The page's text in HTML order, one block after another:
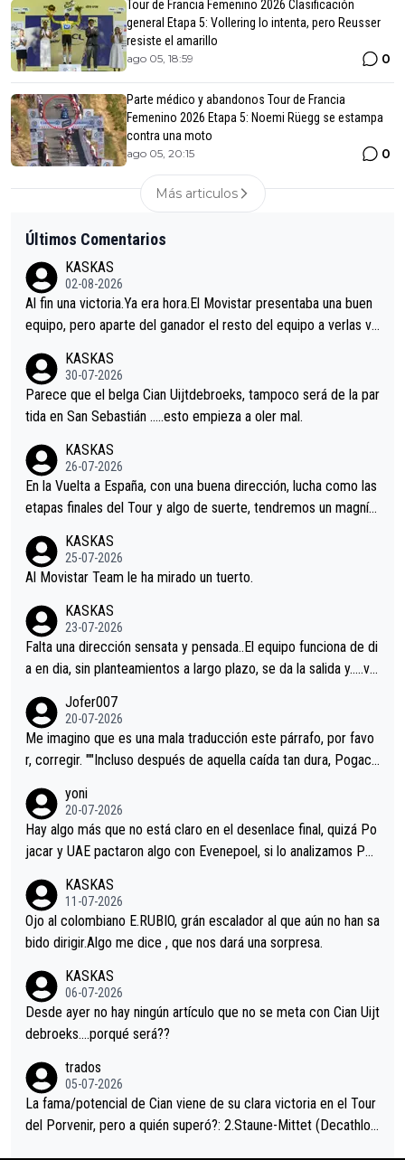
Tour de Francia Femenino 2026 Clasificación
general Etapa 5: Vollering lo intenta, pero Reusser
resiste el amarillo
ago 05, 18:59 0
Parte médico y abandonos Tour de Francia
Femenino 2026 Etapa 5: Noemi Rüegg se estampa
contra una moto
ago 05, 20:15 0
Más articulos
Últimos Comentarios
KASKAS
02-08-2026
Al fin una victoria.Ya era hora.El Movistar presentaba una buen
equipo, pero aparte del ganador el resto del equipo a verlas ve
s.La única buena noticia es la mejoría de Enric Más en San Seb
astian.Si en la Vuelta a Burgos sigue la mejoría, podríamos ten
er alguna sorpresa en la Vuelta.Ojalá.
KASKAS
30-07-2026
Parece que el belga Cian Uijtdebroeks, tampoco será de la par
tida en San Sebastián …..esto empieza a oler mal.
KASKAS
26-07-2026
En la Vuelta a España, con una buena dirección, lucha como las
etapas finales del Tour y algo de suerte, tendremos un magnífi
KASKAS
25-07-2026
Al Movistar Team le ha mirado un tuerto.
KASKAS
23-07-2026
Falta una dirección sensata y pensada..El equipo funciona de di
a en dia, sin planteamientos a largo plazo, se da la salida y…..ve
Minguez, Velez etc etc.Me da pena vivir estos momentos tan
tristes sin victorias.
Jofer007
20-07-2026
Me imagino que es una mala traducción este párrafo, por favo
r, corregir. ""Incluso después de aquella caída tan dura, Pogaca
permaneció pegado a su rueda. Parecía increíble la forma en l
a que era capaz de controlar el miedo", recordó."
yoni
20-07-2026
Hay algo más que no está claro en el desenlace final, quizá Po
jacar y UAE pactaron algo con Evenepoel, si lo analizamos Poj
i sin pedalear, luego está el saludo con Evenepoel dándose la
mano de una manera muy fraternal, más allá de los típicos toqu
es en el hombro con que saludaba a Vingegard. Ahí hubo una in
eta, a ver si por querer poner a Del Toro con calzador en posi
ción de podio UAE y Pojacar se van complicar el tour.
KASKAS
11-07-2026
Ojo al colombiano E.RUBIO, grán escalador al que aún no han sa
bido dirigir.Algo me dice , que nos dará una sorpresa.
KASKAS
06-07-2026
Desde ayer no hay ningún artículo que no se meta con Cian Uijt
debroeks….porqué será??
trados
05-07-2026
La fama/potencial de Cian viene de su clara victoria en el Tour
del Porvenir, pero a quién superó?: 2.Staune-Mittet (Decathlon,